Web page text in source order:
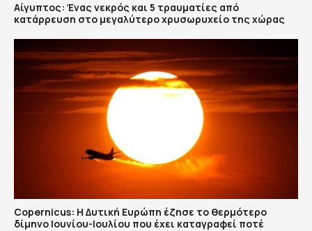
Αίγυπτος: Ένας νεκρός και 5 τραυματίες από
κατάρρευση στο μεγαλύτερο χρυσωρυχείο της χώρας
Copernicus: H Δυτική Ευρώπη έζησε το θερμότερο
δίμηνο Ιουνίου-Ιουλίου που έχει καταγραφεί ποτέ